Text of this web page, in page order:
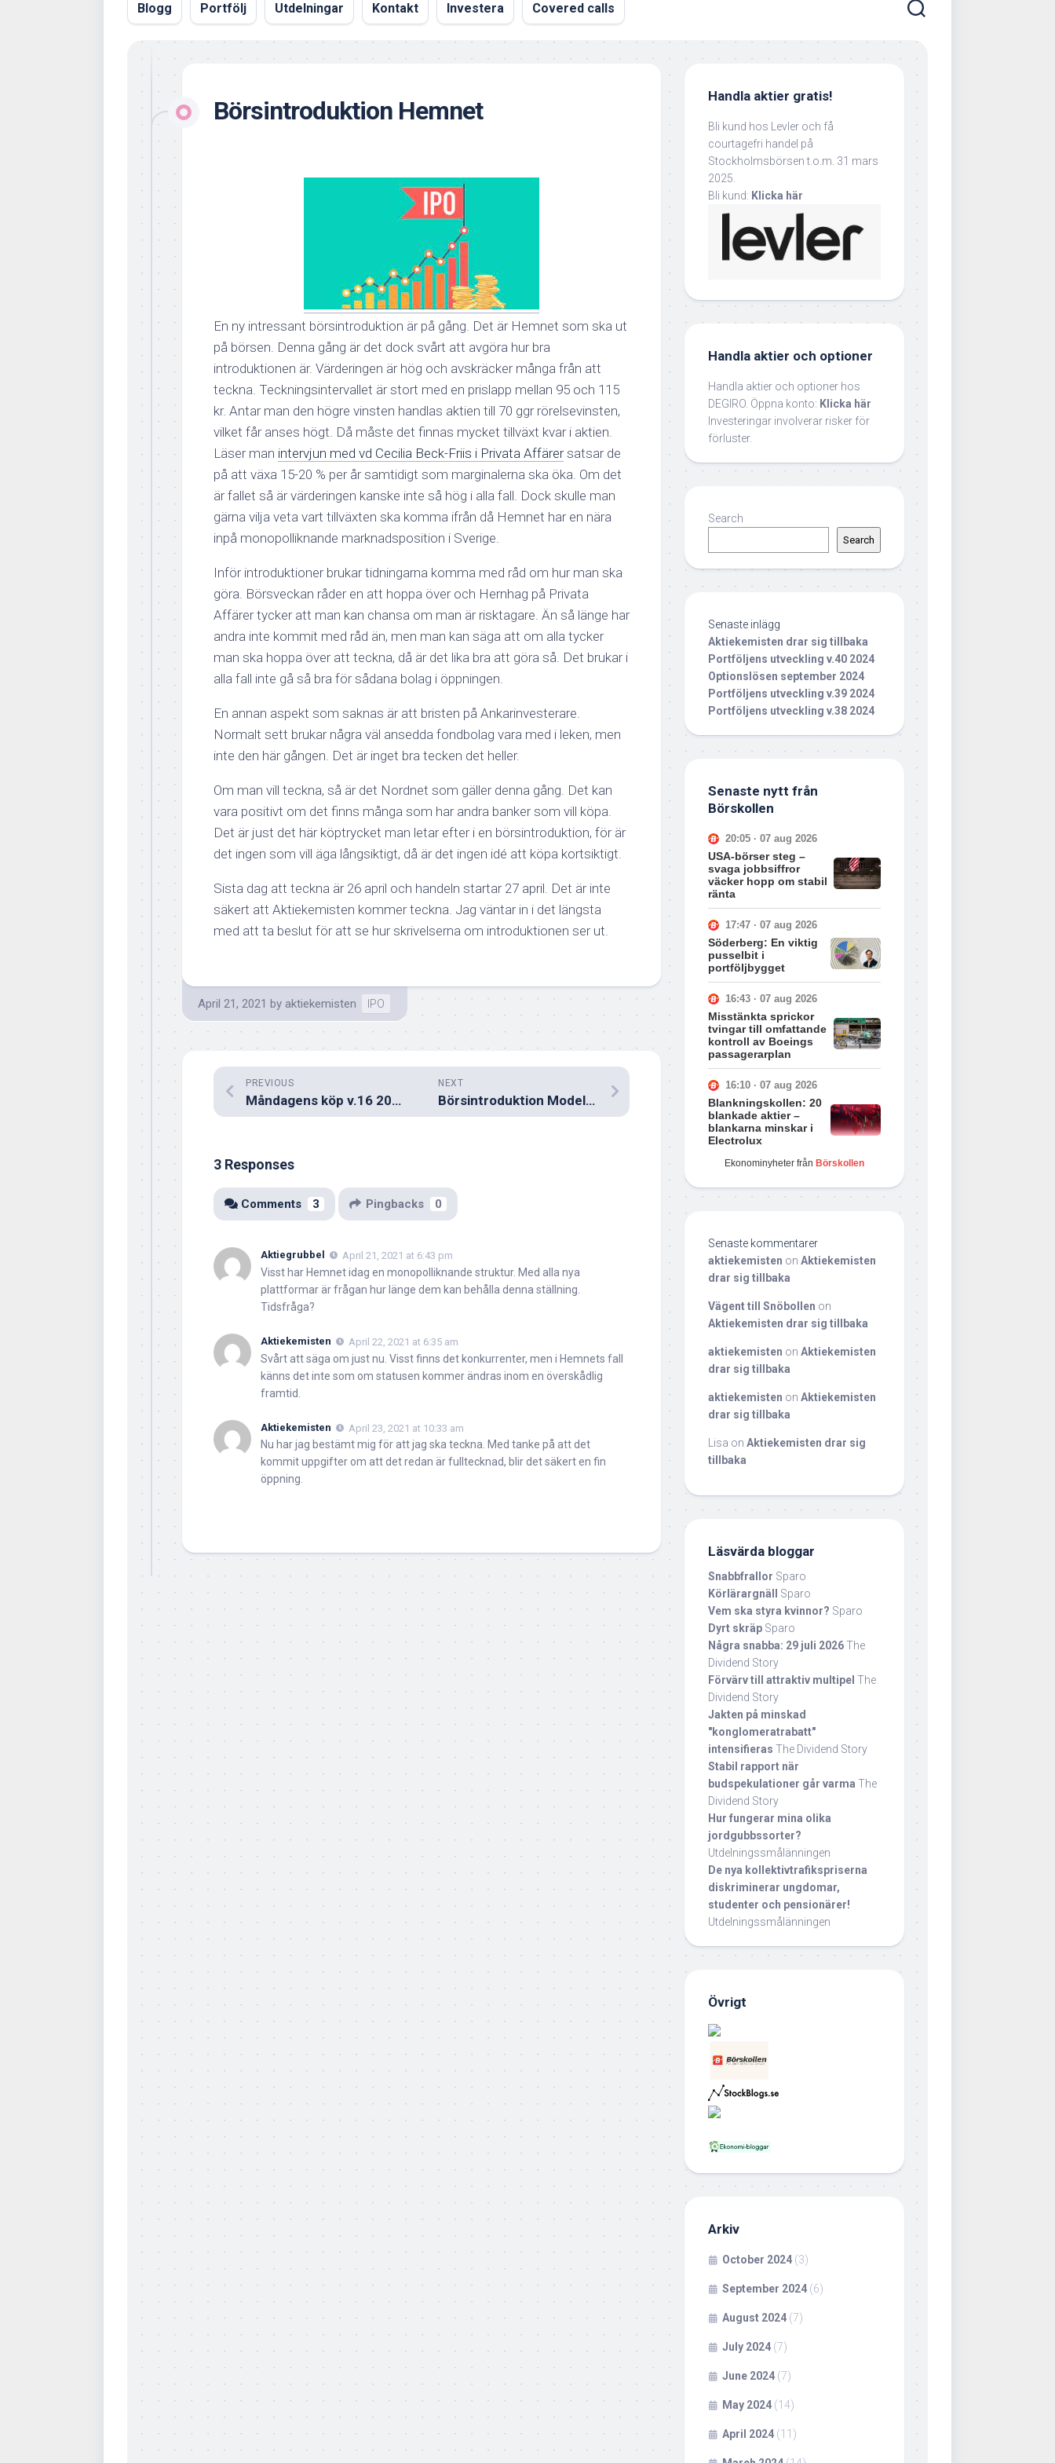
Blogg Portfölj Utdelningar Kontakt Investera Covered calls
Börsintroduktion Hemnet
En ny intressant börsintroduktion är på gång. Det är Hemnet som ska ut
på börsen. Denna gång är det dock svårt att avgöra hur bra
introduktionen är. Värderingen är hög och avskräcker många från att
teckna. Teckningsintervallet är stort med en prislapp mellan 95 och 115
kr. Antar man den högre vinsten handlas aktien till 70 ggr rörelsevinsten,
vilket får anses högt. Då måste det finnas mycket tillväxt kvar i aktien.
Läser man intervjun med vd Cecilia Beck-Friis i Privata Affärersatsar de
på att växa 15-20 % per år samtidigt som marginalerna ska öka. Om det
är fallet så är värderingen kanske inte så hög i alla fall. Dock skulle man
gärna vilja veta vart tillväxten ska komma ifrån då Hemnet har en nära
inpå monopolliknande marknadsposition i Sverige.
Inför introduktioner brukar tidningarna komma med råd om hur man ska
göra. Börsveckan råder en att hoppa över och Hernhag på Privata
Affärer tycker att man kan chansa om man är risktagare. Än så länge har
andra inte kommit med råd än, men man kan säga att om alla tycker
man ska hoppa över att teckna, då är det lika bra att göra så. Det brukar i
alla fall inte gå så bra för sådana bolag i öppningen.
En annan aspekt som saknas är att bristen på Ankarinvesterare.
Normalt sett brukar några väl ansedda fondbolag vara med i leken, men
inte den här gången. Det är inget bra tecken det heller.
Om man vill teckna, så är det Nordnet som gäller denna gång. Det kan
vara positivt om det finns många som har andra banker som vill köpa.
Det är just det här köptrycket man letar efter i en börsintroduktion, för är
det ingen som vill äga långsiktigt, då är det ingen idé att köpa kortsiktigt.
Sista dag att teckna är 26 april och handeln startar 27 april. Det är inte
säkert att Aktiekemisten kommer teckna. Jag väntar in i det längsta
med att ta beslut för att se hur skrivelserna om introduktionen ser ut.
April 21, 2021 by aktiekemisten IPO
NEXT
Börsintroduktion Modelon
PREVIOUS
Måndagens köp v.16 2021
3 Responses
Comments 3 Pingbacks 0
Aktiegrubbel April 21, 2021 at 6:43 pm
Visst har Hemnet idag en monopolliknande struktur. Med alla nya
plattformar är frågan hur länge dem kan behålla denna ställning.
Tidsfråga?
Aktiekemisten April 22, 2021 at 6:35 am
Svårt att säga om just nu. Visst finns det konkurrenter, men i Hemnets fall
känns det inte som om statusen kommer ändras inom en överskådlig
framtid.
Aktiekemisten April 23, 2021 at 10:33 am
Nu har jag bestämt mig för att jag ska teckna. Med tanke på att det
kommit uppgifter om att det redan är fulltecknad, blir det säkert en fin
öppning.
Handla aktier gratis!
Bli kund hos Levler och få
courtagefri handel på
Stockholmsbörsen t.o.m. 31 mars
2025.
Bli kund: Klicka här
Handla aktier och optioner
Handla aktier och optioner hos
DEGIRO. Öppna konto: Klicka här
Investeringar involverar risker för
förluster.
Search
Search
Senaste inlägg
Aktiekemisten drar sig tillbaka
Portföljens utveckling v.40 2024
Optionslösen september 2024
Portföljens utveckling v.39 2024
Portföljens utveckling v.38 2024
Senaste nytt från
Börskollen
20:05 · 07 aug 2026
USA-börser steg –
svaga jobbsiffror
väcker hopp om stabil
ränta
17:47 · 07 aug 2026
Söderberg: En viktig
pusselbit i
portföljbygget
16:43 · 07 aug 2026
Misstänkta sprickor
tvingar till omfattande
kontroll av Boeings
passagerarplan
16:10 · 07 aug 2026
Blankningskollen: 20
blankade aktier –
blankarna minskar i
Electrolux
Ekonominyheter från Börskollen
Senaste kommentarer
aktiekemisten on Aktiekemisten
drar sig tillbaka
Vägent till Snöbollen on
Aktiekemisten drar sig tillbaka
aktiekemisten on Aktiekemisten
drar sig tillbaka
aktiekemisten on Aktiekemisten
drar sig tillbaka
Lisa on Aktiekemisten drar sig
tillbaka
Läsvärda bloggar
Snabbfrallor Sparo
Körlärargnäll Sparo
Vem ska styra kvinnor? Sparo
Dyrt skräp Sparo
Några snabba: 29 juli 2026The
Dividend Story
Förvärv till attraktiv multipel The
Dividend Story
Jakten på minskad
"konglomeratrabatt"
intensifieras The Dividend Story
Stabil rapport när
budspekulationer går varma The
Dividend Story
Hur fungerar mina olika
jordgubbssorter?
Utdelningssmålänningen
De nya kollektivtrafikspriserna
diskriminerar ungdomar,
studenter och pensionärer!
Utdelningssmålänningen
Övrigt
Arkiv
October 2024 (3)
September 2024 (6)
August 2024 (7)
July 2024 (7)
June 2024 (7)
May 2024 (14)
April 2024 (11)